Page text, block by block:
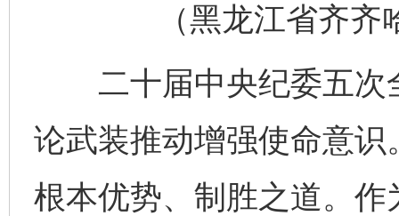
（黑龙江省齐齐哈
二十届中央纪委五次
论武装推动增强使命意
根本优势、制胜之道。